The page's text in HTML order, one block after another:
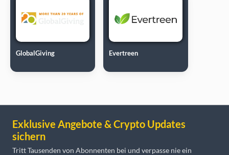
GlobalGiving Evertreen
Exklusive Angebote & Crypto Updates
sichern
Tritt Tausenden von Abonnenten bei und verpasse nie ein